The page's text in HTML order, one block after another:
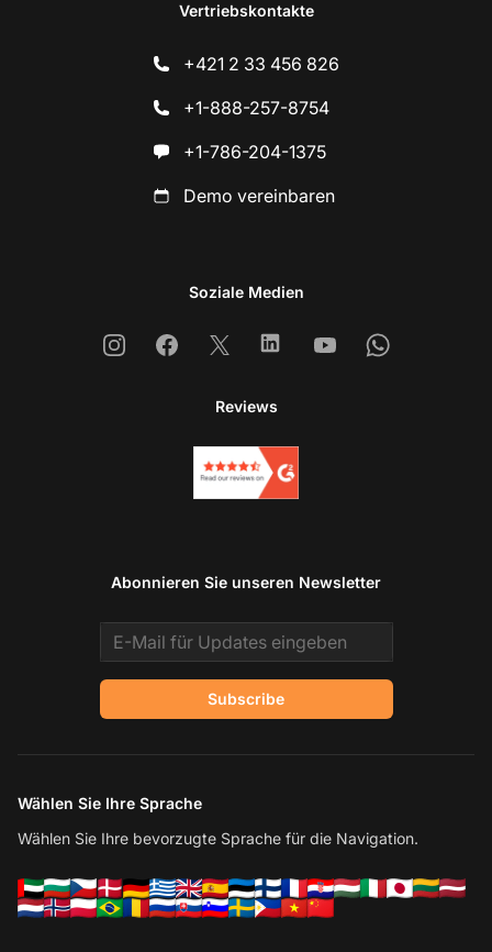
Vertriebskontakte
+421 2 33 456 826
+1-888-257-8754
+1-786-204-1375
Demo vereinbaren
Soziale Medien
InstagramFacebook
X LinkedinYoutubeWhatsapp
Reviews
Abonnieren Sie unseren Newsletter
Email address
Subscribe
Wählen Sie Ihre Sprache
Wählen Sie Ihre bevorzugte Sprache für die Navigation.